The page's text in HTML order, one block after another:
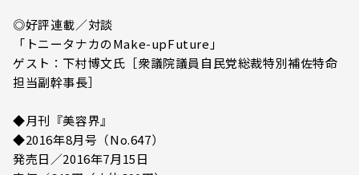
◎好評連載／対談
「トニータナカのMake-upFuture」
ゲスト：下村博文氏［衆議院議員自民党総裁特別補佐特命
担当副幹事長］
◆月刊『美容界』
◆2016年8月号（No.647）
発売日／2016年7月15日